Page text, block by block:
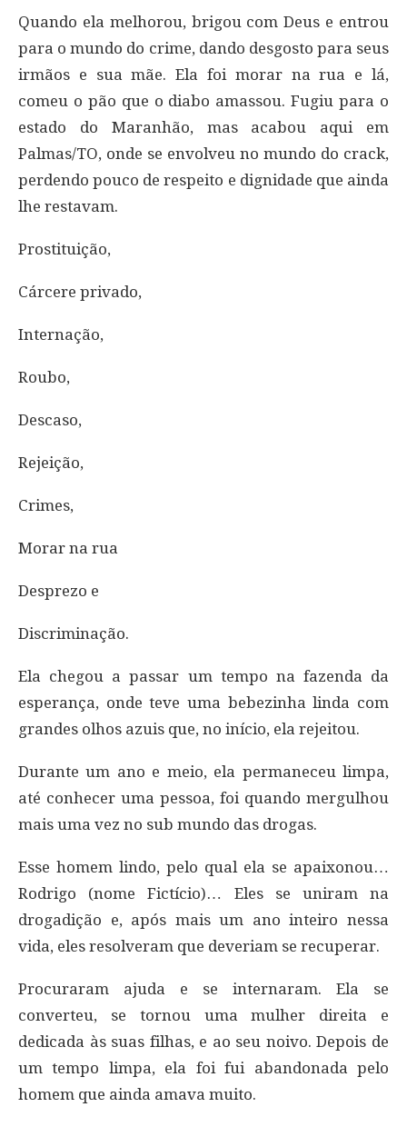
Quando ela melhorou, brigou com Deus e entrou
para o mundo do crime, dando desgosto para seus
irmãos e sua mãe. Ela foi morar na rua e lá,
comeu o pão que o diabo amassou. Fugiu para o
estado do Maranhão, mas acabou aqui em
Palmas/TO, onde se envolveu no mundo do crack,
perdendo pouco de respeito e dignidade que ainda
lhe restavam.
Prostituição,
Cárcere privado,
Internação,
Roubo,
Descaso,
Rejeição,
Crimes,
Morar na rua
Desprezo e
Discriminação.
Ela chegou a passar um tempo na fazenda da
esperança, onde teve uma bebezinha linda com
grandes olhos azuis que, no início, ela rejeitou.
Durante um ano e meio, ela permaneceu limpa,
até conhecer uma pessoa, foi quando mergulhou
mais uma vez no sub mundo das drogas.
Esse homem lindo, pelo qual ela se apaixonou…
Rodrigo (nome Fictício)… Eles se uniram na
drogadição e, após mais um ano inteiro nessa
vida, eles resolveram que deveriam se recuperar.
Procuraram ajuda e se internaram. Ela se
converteu, se tornou uma mulher direita e
dedicada às suas filhas, e ao seu noivo. Depois de
um tempo limpa, ela foi fui abandonada pelo
homem que ainda amava muito.